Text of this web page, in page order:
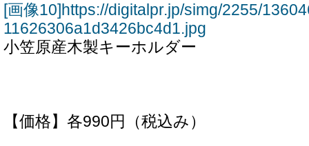
[画像10]https://digitalpr.jp/simg/2255/
11626306a1d3426bc4d1.jpg
小笠原産木製キーホルダー
【価格】各990円（税込み）